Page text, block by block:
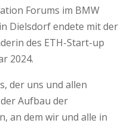
Forums im BMW
Dielsdorf endete mit der
des ETH-Start-up
2024.
der uns und allen
Aufbau der
an dem wir und alle in